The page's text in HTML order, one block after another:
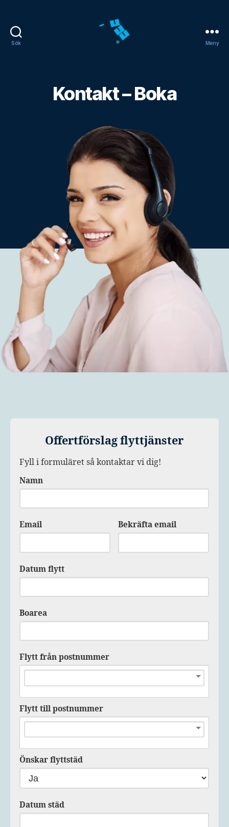
Sök Meny
Kontakt – Boka
Offertförslag flyttjänster
Fyll i formuläret så kontaktar vi dig!
Namn
Email Bekräfta email
Datum flytt
Boarea
Flytt från postnummer
Flytt till postnummer
Önskar flyttstäd
Datum städ